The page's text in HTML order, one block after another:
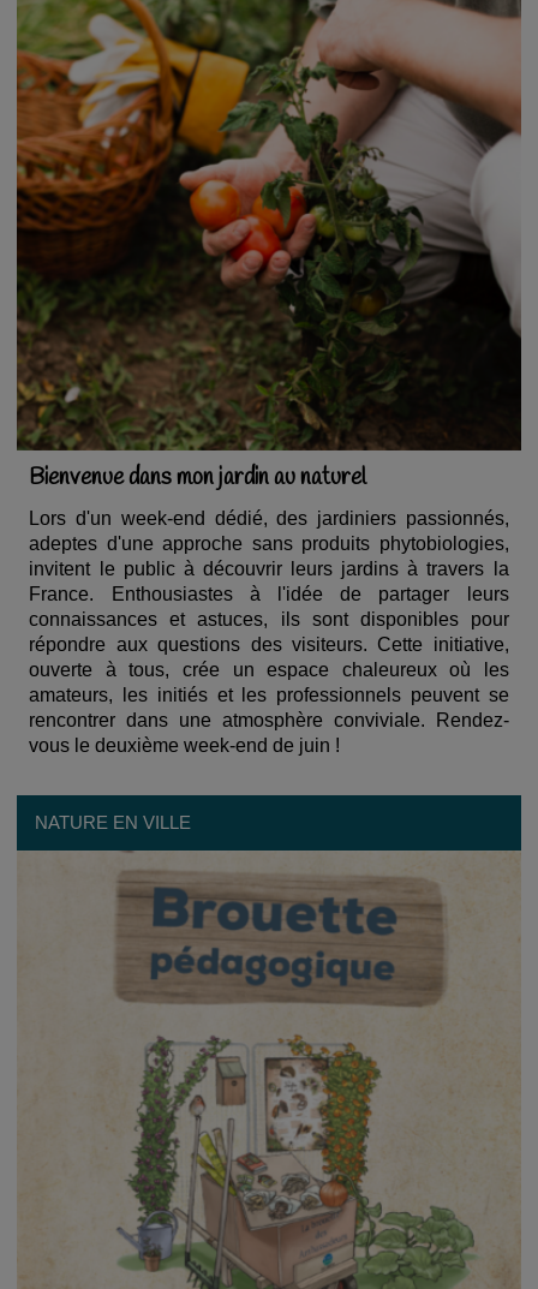
Bienvenue dans mon jardin au naturel
Lors d'un week-end dédié, des jardiniers passionnés,
adeptes d'une approche sans produits phytobiologies,
invitent le public à découvrir leurs jardins à travers la
France. Enthousiastes à l'idée de partager leurs
connaissances et astuces, ils sont disponibles pour
répondre aux questions des visiteurs. Cette initiative,
ouverte à tous, crée un espace chaleureux où les
amateurs, les initiés et les professionnels peuvent se
rencontrer dans une atmosphère conviviale. Rendez-
vous le deuxième week-end de juin !
NATURE EN VILLE